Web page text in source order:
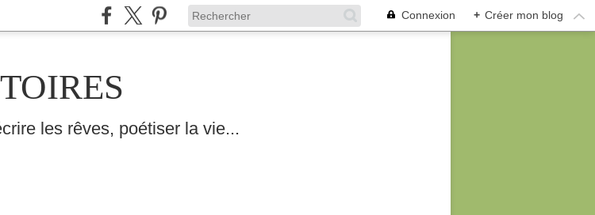
Connexion + Créer mon blog
les rêves, poétiser la vie...